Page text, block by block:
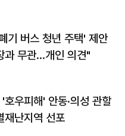
기 버스 청년 주택' 제안
과 무관…개인 의견"
우피해' 안동·의성 관할
재난지역 선포